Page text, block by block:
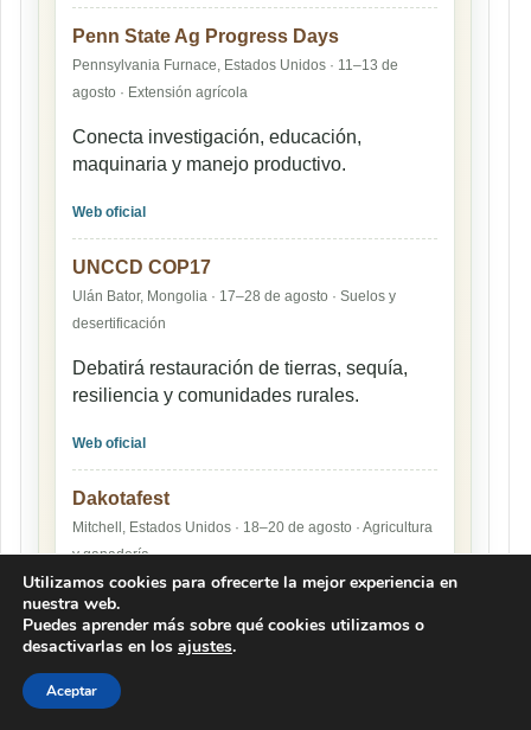
Penn State Ag Progress Days
Pennsylvania Furnace, Estados Unidos · 11–13 de
agosto · Extensión agrícola
Conecta investigación, educación,
maquinaria y manejo productivo.
Web oficial
UNCCD COP17
Ulán Bator, Mongolia · 17–28 de agosto · Suelos y
desertificación
Debatirá restauración de tierras, sequía,
resiliencia y comunidades rurales.
Web oficial
Dakotafest
Mitchell, Estados Unidos · 18–20 de agosto · Agricultura
y ganadería
Feria de maquinaria, insumos, producción
y negocios rurales.
Web oficial
Utilizamos cookies para ofrecerte la mejor experiencia en
nuestra web.
Puedes aprender más sobre qué cookies utilizamos o
desactivarlas en los ajustes.
Aceptar